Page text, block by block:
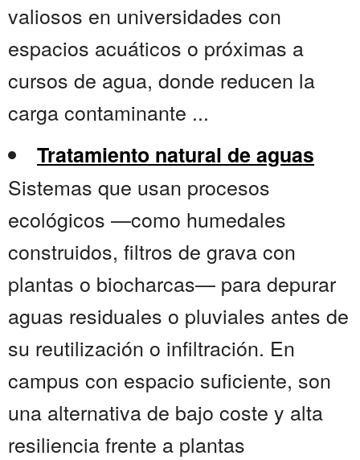
valiosos en universidades con
espacios acuáticos o próximas a
cursos de agua, donde reducen la
carga contaminante ...
Tratamiento natural de aguas
Sistemas que usan procesos
ecológicos —como humedales
construidos, filtros de grava con
plantas o biocharcas— para depurar
aguas residuales o pluviales antes de
su reutilización o infiltración. En
campus con espacio suficiente, son
una alternativa de bajo coste y alta
resiliencia frente a plantas